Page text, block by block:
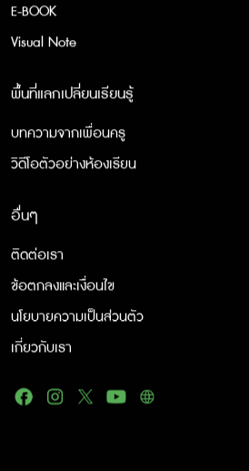
E-BOOK
Visual Note
พื้นที่แลกเปลี่ยนเรียนรู้
บทความจากเพื่อนครู
วิดีโอตัวอย่างห้องเรียน
อื่นๆ
ติดต่อเรา
ข้อตกลงและเงื่อนไข
นโยบายความเป็นส่วนตัว
เกี่ยวกับเรา